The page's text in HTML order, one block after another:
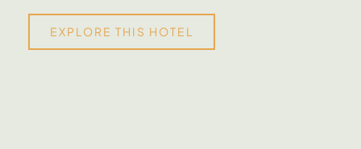
EXPLORE THIS HOTEL